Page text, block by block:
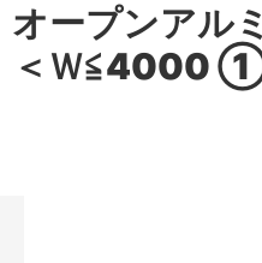
オープンアル
＜Ｗ≦4000